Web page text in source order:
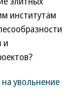
институтам
и